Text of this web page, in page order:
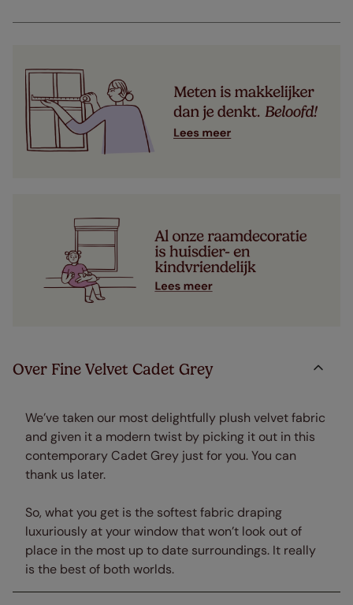
Over Fine Velvet Cadet Grey
We’ve taken our most delightfully plush velvet fabric
and given it a modern twist by picking it out in this
contemporary Cadet Grey just for you. You can
thank us later.
So, what you get is the softest fabric draping
luxuriously at your window that won’t look out of
place in the most up to date surroundings. It really
is the best of both worlds.